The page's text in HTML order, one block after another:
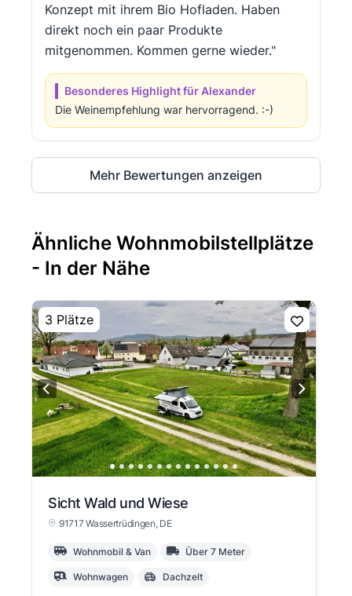
Konzept mit ihrem Bio Hofladen. Haben
direkt noch ein paar Produkte
mitgenommen. Kommen gerne wieder."
Besonderes Highlight für Alexander
Die Weinempfehlung war hervorragend. :-)
Mehr Bewertungen anzeigen
Ähnliche Wohnmobilstellplätze
- In der Nähe
3 Plätze
Sicht Wald und Wiese
91717 Wassertrüdingen, DE
Wohnmobil & Van Über 7 Meter
Wohnwagen Dachzelt